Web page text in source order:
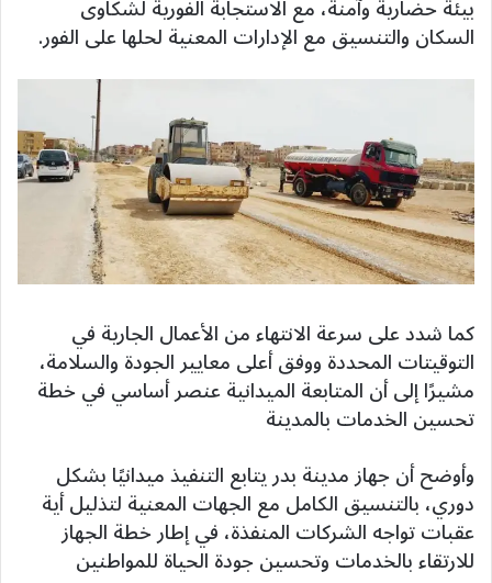
السكان والتنسيق مع الإدارات المعنية لحلها على الفور.
كما شدد على سرعة الانتهاء من الأعمال الجارية في
التوقيتات المحددة ووفق أعلى معايير الجودة والسلامة،
مشيرًا إلى أن المتابعة الميدانية عنصر أساسي في خطة
تحسين الخدمات بالمدينة
وأوضح أن جهاز مدينة بدر يتابع التنفيذ ميدانيًا بشكل
دوري، بالتنسيق الكامل مع الجهات المعنية لتذليل أية
عقبات تواجه الشركات المنفذة، في إطار خطة الجهاز
للارتقاء بالخدمات وتحسين جودة الحياة للمواطنين